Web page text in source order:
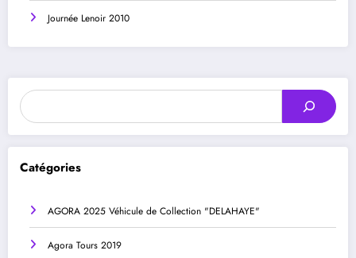
Journée Lenoir 2010
Rechercher
Catégories
AGORA 2025 Véhicule de Collection "DELAHAYE"
Agora Tours 2019